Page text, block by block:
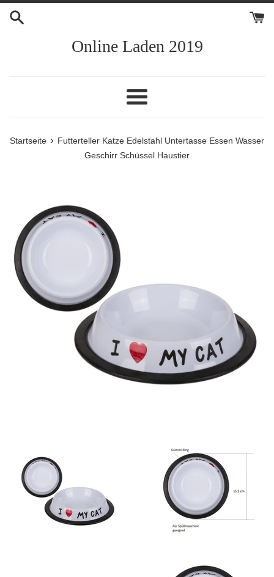
Direkt
zum
Online Laden 2019
Menü
Startseite › Futterteller Katze Edelstahl Untertasse Essen Wasser
Geschirr Schüssel Haustier